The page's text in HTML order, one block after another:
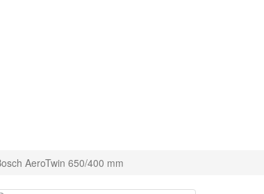
AeroTwin 650/400 mm